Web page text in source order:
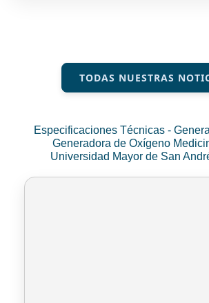
TODAS NUESTRAS
Especificaciones Técnicas -
Generadora de Oxígeno
Universidad Mayor de San